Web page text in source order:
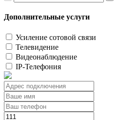
Дополнительные услуги
Усиление сотовой связи
Телевидение
Видеонаблюдение
IP-Телефония